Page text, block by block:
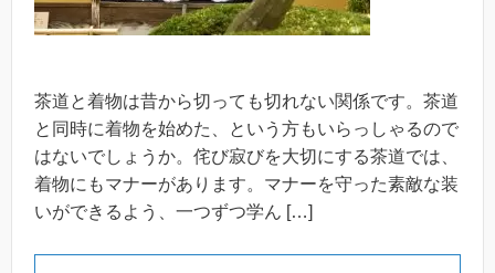
茶道と着物は昔から切っても切れない関係です。茶道
と同時に着物を始めた、という方もいらっしゃるので
はないでしょうか。侘び寂びを大切にする茶道では、
着物にもマナーがあります。マナーを守った素敵な装
いができるよう、一つずつ学ん […]